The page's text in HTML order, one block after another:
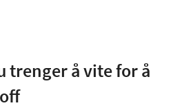
trenger å vite for å